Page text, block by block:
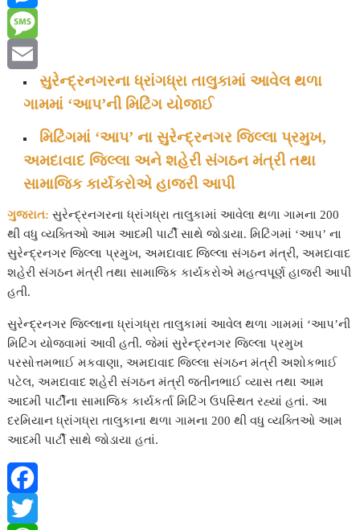
e
b
ih
a
M
e
e
r
M
e
સુરેન્દ્રનગરના ધ્રાંગધ્રા તાલુકામાં આવેલ થળા
ગામમાં ‘આપ’ની મિટિંગ યોજાઈ
મિટિંગમાં ‘આપ’ ના સુરેન્દ્રનગર જિલ્લા પ્રમુખ,
અમદાવાદ જિલ્લા અને શહેરી સંગઠન મંત્રી તથા
સામાજિક કાર્યકરોએ હાજરી આપી
ગુજરાત: સુરેન્દ્રનગરના ધ્રાંગધ્રા તાલુકામાં આવેલા થળા ગામના 200
થી વધુ વ્યક્તિઓ આમ આદમી પાર્ટી સાથે જોડાયા. મિટિંગમાં ‘આપ’ ના
સુરેન્દ્રનગર જિલ્લા પ્રમુખ, અમદાવાદ જિલ્લા સંગઠન મંત્રી, અમદાવાદ
શહેરી સંગઠન મંત્રી તથા સામાજિક કાર્યકરોએ મહત્વપૂર્ણ હાજરી આપી
હતી.
સુરેન્દ્રનગર જિલ્લાના ધ્રાંગધ્રા તાલુકામાં આવેલ થળા ગામમાં ‘આપ’ની
મિટિંગ યોજવામાં આવી હતી. જેમાં સુરેન્દ્રનગર જિલ્લા પ્રમુખ
પરસોત્તમભાઈ મકવાણા, અમદાવાદ જિલ્લા સંગઠન મંત્રી અશોકભાઈ
પટેલ, અમદાવાદ શહેરી સંગઠન મંત્રી જતીનભાઈ વ્યાસ તથા આમ
આદમી પાર્ટીના સામાજિક કાર્યકર્તા મિટિંગ ઉપસ્થિત રહ્યાં હતાં. આ
દરમિયાન ધ્રાંગધ્રા તાલુકાના થળા ગામના 200 થી વધુ વ્યક્તિઓ આમ
આદમી પાર્ટી સાથે જોડાયા હતાં.
F